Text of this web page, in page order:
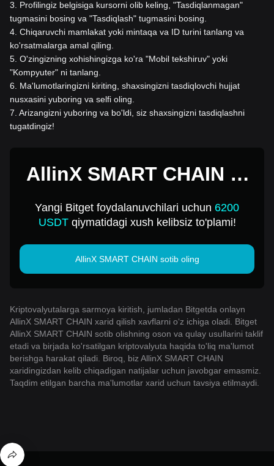
3
Profilingiz belgisiga kursorni olib keling, "Tasdiqlanmagan"
tugmasini bosing va "Tasdiqlash" tugmasini bosing.
4 Chiqaruvchi mamlakat yoki mintaqa va ID turini tanlang va
ko'rsatmalarga amal qiling.
5 O'zingizning xohishingizga ko'ra "Mobil tekshiruv" yoki
"Kompyuter" ni tanlang.
6
Ma'lumotlaringizni kiriting, shaxsingizni tasdiqlovchi hujjat
nusxasini yuboring va selfi oling.
7 Arizangizni yuboring va bo'ldi, siz shaxsingizni tasdiqlashni
tugatdingiz!
AllinX SMART CHAIN ni
Yangi Bitget foydalanuvchilari uchun 6200
USDTqiymatidagi xush kelibsiz to'plami!
AllinX SMART CHAIN sotib oling
Kriptovalyutalarga sarmoya kiritish, jumladan Bitgetda onlayn
AllinX SMART CHAIN xarid qilish xavflarni o‘z ichiga oladi. Bitget
AllinX SMART CHAIN sotib olishning oson va qulay usullarini taklif
etadi va birjada ko'rsatilgan kriptovalyuta haqida to'liq ma'lumot
berishga harakat qiladi. Biroq, biz AllinX SMART CHAIN
xaridingizdan kelib chiqadigan natijalar uchun javobgar emasmiz.
Taqdim etilgan barcha ma'lumotlar xarid uchun tavsiya etilmaydi.